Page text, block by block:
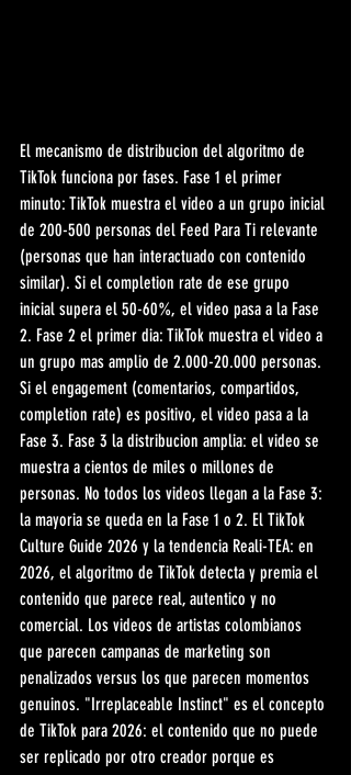
El mecanismo de distribucion del algoritmo de
TikTok funciona por fases. Fase 1 el primer
minuto: TikTok muestra el video a un grupo inicial
de 200-500 personas del Feed Para Ti relevante
(personas que han interactuado con contenido
similar). Si el completion rate de ese grupo
inicial supera el 50-60%, el video pasa a la Fase
2. Fase 2 el primer dia: TikTok muestra el video a
un grupo mas amplio de 2.000-20.000 personas.
Si el engagement (comentarios, compartidos,
completion rate) es positivo, el video pasa a la
Fase 3. Fase 3 la distribucion amplia: el video se
muestra a cientos de miles o millones de
personas. No todos los videos llegan a la Fase 3:
la mayoria se queda en la Fase 1 o 2. El TikTok
Culture Guide 2026 y la tendencia Reali-TEA: en
2026, el algoritmo de TikTok detecta y premia el
contenido que parece real, autentico y no
comercial. Los videos de artistas colombianos
que parecen campanas de marketing son
penalizados versus los que parecen momentos
genuinos. "Irreplaceable Instinct" es el concepto
de TikTok para 2026: el contenido que no puede
ser replicado por otro creador porque es